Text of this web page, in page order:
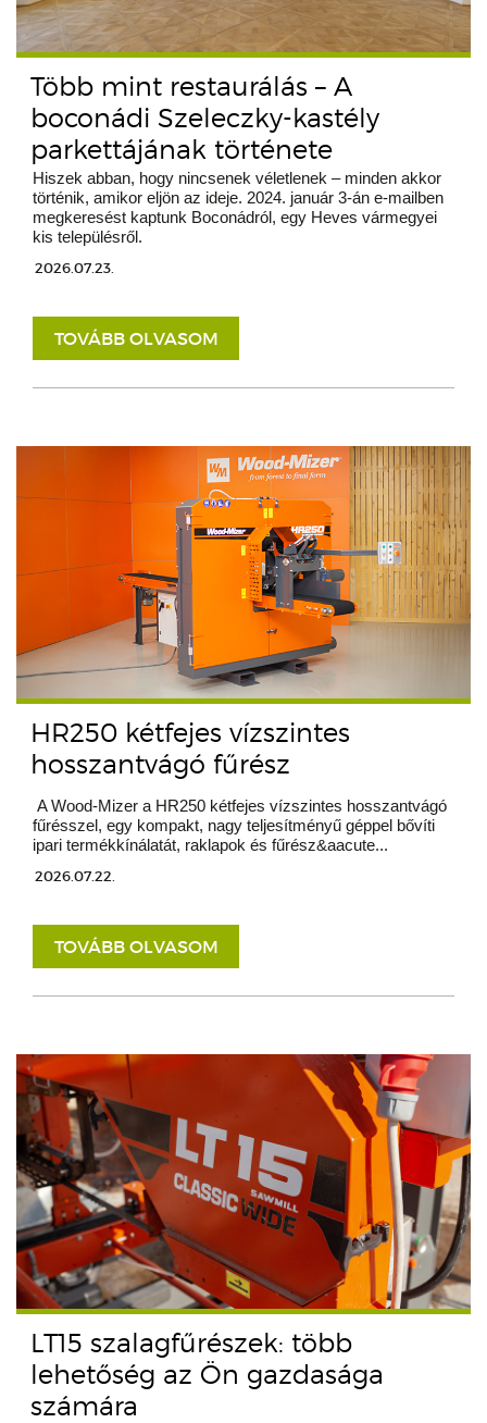
Több mint restaurálás – A
boconádi Szeleczky-kastély
parkettájának története
Hiszek abban, hogy nincsenek véletlenek – minden akkor
történik, amikor eljön az ideje. 2024. január 3-án e-mailben
megkeresést kaptunk Boconádról, egy Heves vármegyei
kis településről.
2026.07.23.
TOVÁBB OLVASOM
HR250 kétfejes vízszintes
hosszantvágó fűrész
A Wood-Mizer a HR250 kétfejes vízszintes hosszantvágó
fűrésszel, egy kompakt, nagy teljesítményű géppel bővíti
ipari termékkínálatát, raklapok és fűrész&aacute...
2026.07.22.
TOVÁBB OLVASOM
LT15 szalagfűrészek: több
lehetőség az Ön gazdasága
számára